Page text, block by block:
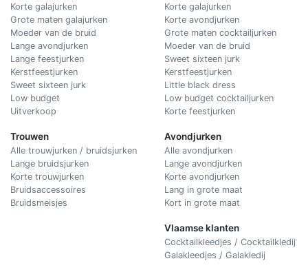
Korte galajurken
Grote maten galajurken
Moeder van de bruid
Lange avondjurken
Lange feestjurken
Kerstfeestjurken
Sweet sixteen jurk
Low budget
Uitverkoop
Trouwen
Alle trouwjurken / bruidsjurken
Lange bruidsjurken
Korte trouwjurken
Bruidsaccessoires
Bruidsmeisjes
Korte galajurken
Korte avondjurken
Grote maten cocktailjurken
Moeder van de bruid
Sweet sixteen jurk
Kerstfeestjurken
Little black dress
Low budget cocktailjurken
Korte feestjurken
Avondjurken
Alle avondjurken
Lange avondjurken
Korte avondjurken
Lang in grote maat
Kort in grote maat
Vlaamse klanten
Cocktailkleedjes / Cocktailkledij
Galakleedjes / Galakledij